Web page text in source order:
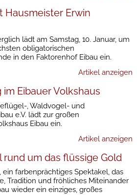
Hausmeister Erwin
lädt am Samstag, 10. Januar, um
obligatorischen
in den Faktorenhof Eibau ein.
Artikel anzeigen
Eibauer Volkshaus
, Waldvogel- und
e.V. lädt zur großen
Eibau ein.
Artikel anzeigen
rund um das flüssige Gold
ein farbenprächtiges Spektakel, das
Tradition und fröhliches Miteinander
wieder ein einziges, großes